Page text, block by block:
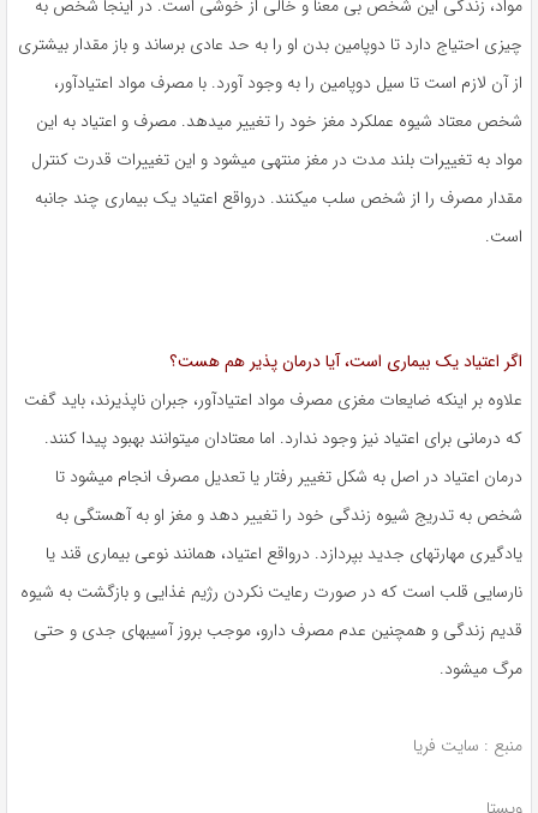
مواد، زندگی این شخص بی معنا و خالی از خوشی است. در اینجا شخص به
چیزی احتیاج دارد تا دوپامین بدن او را به حد عادی برساند و باز مقدار بیشتری
از آن لازم است تا سیل دوپامین را به وجود آورد. با مصرف مواد اعتیادآور،
شخص معتاد شیوه عملکرد مغز خود را تغییر میدهد. مصرف و اعتیاد به این
مواد به تغییرات بلند مدت در مغز منتهی میشود و این تغییرات قدرت کنترل
مقدار مصرف را از شخص سلب میکنند. درواقع اعتیاد یک بیماری چند جانبه
است.
اگر اعتیاد یک بیماری است، آیا درمان پذیر هم هست؟
علاوه بر اینکه ضایعات مغزی مصرف مواد اعتیادآور، جبران ناپذیرند، باید گفت
که درمانی برای اعتیاد نیز وجود ندارد. اما معتادان میتوانند بهبود پیدا کنند.
درمان اعتیاد در اصل به شکل تغییر رفتار یا تعدیل مصرف انجام میشود تا
شخص به تدریج شیوه زندگی خود را تغییر دهد و مغز او به آهستگی به
یادگیری مهارتهای جدید بپردازد. درواقع اعتیاد، همانند نوعی بیماری قند یا
نارسایی قلب است که در صورت رعایت نکردن رژیم غذایی و بازگشت به شیوه
قدیم زندگی و همچنین عدم مصرف دارو، موجب بروز آسیبهای جدی و حتی
مرگ میشود.
منبع : سایت فریا